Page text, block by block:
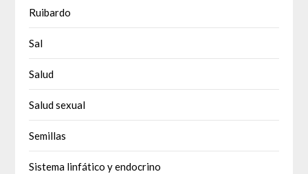
Ruibardo
Sal
Salud
Salud sexual
Semillas
Sistema linfático y endocrino